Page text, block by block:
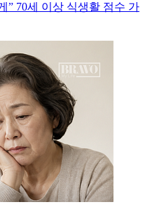
” 70세 이상 식생활 점수 가